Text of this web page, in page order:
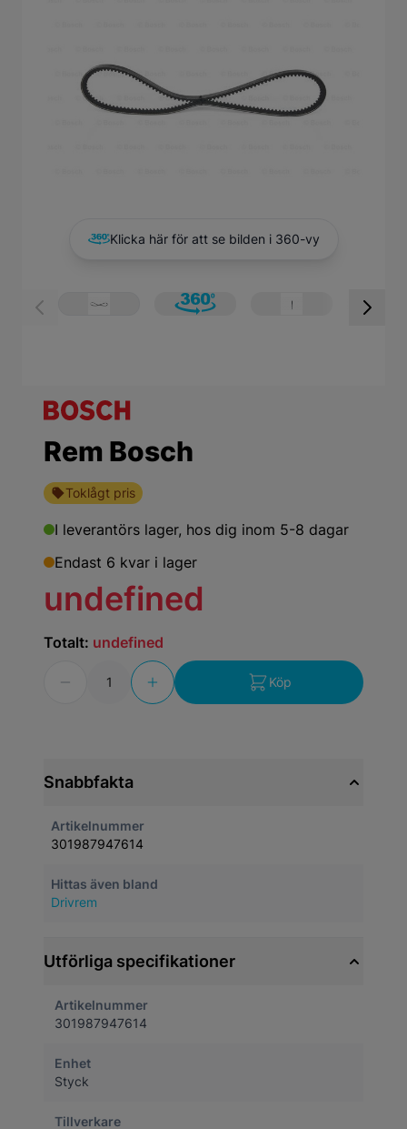
Klicka här för att se bilden i 360-vy
View larger image
View larger image
View larger
Rem Bosch
Toklågt pris
I leverantörs lager, hos dig inom 5-8 dagar
Endast 6 kvar i lager
Totalt: undefined
Köp
undefined
Snabbfakta
Artikelnummer
301987947614
Hittas även bland
Drivrem
Utförliga specifikationer
Artikelnummer
301987947614
Enhet
Styck
Tillverkare